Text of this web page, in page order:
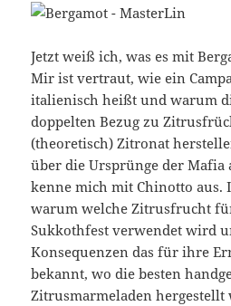
Jetzt weiß ich, was es mit
Mir ist vertraut, wie ein
italienisch heißt und warum
doppelten Bezug zu
(theoretisch) Zitronat
über die Ursprünge der Mafia
kenne mich mit Chinotto aus.
warum welche Zitrusfrucht
Sukkothfest verwendet wird
Konsequenzen das für ihre
bekannt, wo die besten
Zitrusmarmeladen hergestellt